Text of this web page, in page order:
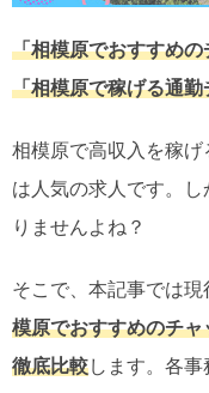
「相模原でおすすめ
「相模原で稼げる通
相模原で高収入を稼
は人気の求人です。
りませんよね？
そこで、本記事では
模原でおすすめのチ
徹底比較します。各